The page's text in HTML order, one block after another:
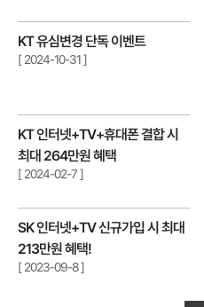
KT 유심변경 단독 이벤트
[ 2024-10-31 ]
KT 인터넷+TV+휴대폰 결합 시
최대 264만원 혜택
[ 2024-02-7 ]
SK 인터넷+TV 신규가입 시 최대
213만원 혜택!
[ 2023-09-8 ]